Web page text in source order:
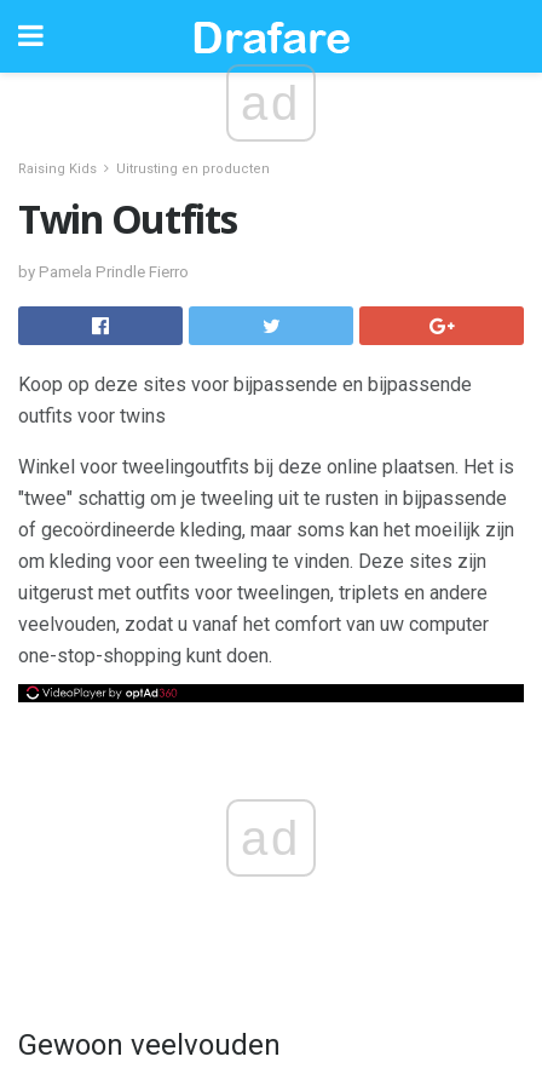
ad
Raising Kids Uitrusting en producten
Twin Outfits
by Pamela Prindle Fierro
Koop op deze sites voor bijpassende en bijpassende
outfits voor twins
Winkel voor tweelingoutfits bij deze online plaatsen. Het is
"twee" schattig om je tweeling uit te rusten in bijpassende
of gecoördineerde kleding, maar soms kan het moeilijk zijn
om kleding voor een tweeling te vinden. Deze sites zijn
uitgerust met outfits voor tweelingen, triplets en andere
veelvouden, zodat u vanaf het comfort van uw computer
one-stop-shopping kunt doen.
ad
Gewoon veelvouden